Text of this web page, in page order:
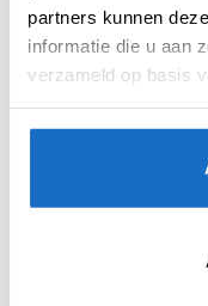
partners kunnen
informatie die u aan
verzameld op basis
om zijn
flight-ontwerp
veerachtige
Ongekende